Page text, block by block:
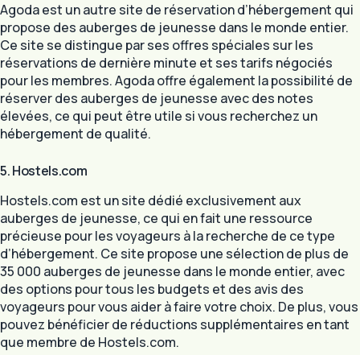
Agoda est un autre site de réservation d’hébergement qui
propose des auberges de jeunesse dans le monde entier.
Ce site se distingue par ses offres spéciales sur les
réservations de dernière minute et ses tarifs négociés
pour les membres. Agoda offre également la possibilité de
réserver des auberges de jeunesse avec des notes
élevées, ce qui peut être utile si vous recherchez un
hébergement de qualité.
5. Hostels.com
Hostels.com est un site dédié exclusivement aux
auberges de jeunesse, ce qui en fait une ressource
précieuse pour les voyageurs à la recherche de ce type
d’hébergement. Ce site propose une sélection de plus de
35 000 auberges de jeunesse dans le monde entier, avec
des options pour tous les budgets et des avis des
voyageurs pour vous aider à faire votre choix. De plus, vous
pouvez bénéficier de réductions supplémentaires en tant
que membre de Hostels.com.